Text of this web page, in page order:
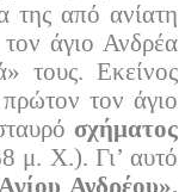
της από ανίατη
τον άγιο Ανδρέα
τους. Εκείνος
τον άγιο
σχήματος
μ. Χ.). Γι’ αυτό
Ανδρέου».